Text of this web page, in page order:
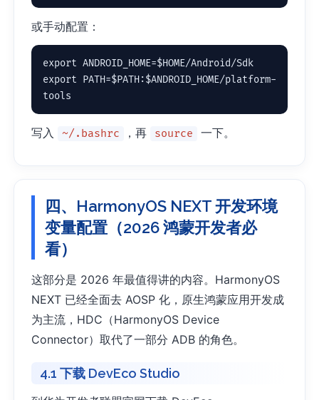
或手动配置：
export ANDROID_HOME=$HOME/Android/Sdk
export PATH=$PATH:$ANDROID_HOME/platform-
tools
写入 ~/.bashrc ，再 source 一下。
四、HarmonyOS NEXT 开发环境
变量配置（2026 鸿蒙开发者必
看）
这部分是 2026 年最值得讲的内容。HarmonyOS
NEXT 已经全面去 AOSP 化，原生鸿蒙应用开发成
为主流，HDC（HarmonyOS Device
Connector）取代了一部分 ADB 的角色。
4.1 下载 DevEco Studio